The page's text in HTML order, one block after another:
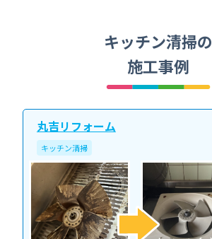
キッチン清掃の
施工事例
丸吉リフォーム
キッチン清掃